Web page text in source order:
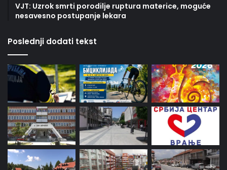
VJT: Uzrok smrti porodilje ruptura materice, moguće
nesavesno postupanje lekara
Poslednji dodati tekst